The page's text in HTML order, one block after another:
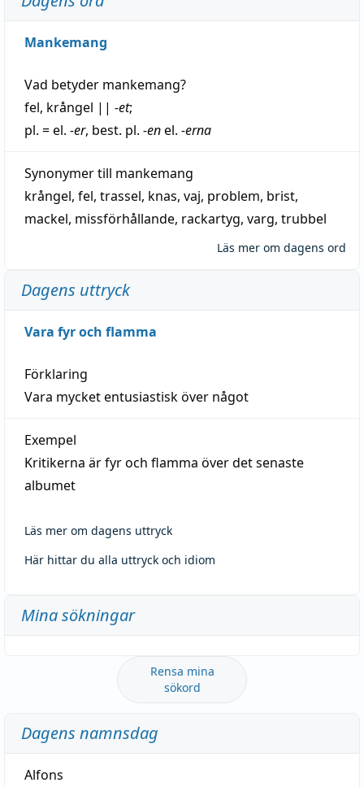
Mankemang
Vad betyder mankemang?
fel, krångel || -et;
pl. = el. -er, best. pl. -enel. -erna
Synonymer till mankemang
krångel, fel, trassel, knas, vaj, problem, brist,
mackel, missförhållande, rackartyg, varg, trubbel
Läs mer om dagens ord
Dagens uttryck
Vara fyr och flamma
Förklaring
Vara mycket entusiastisk över något
Exempel
Kritikerna är fyr och flamma över det senaste
albumet
Läs mer om dagens uttryck
Här hittar du alla uttryck och idiom
Mina sökningar
Rensa mina
sökord
Dagens namnsdag
Alfons